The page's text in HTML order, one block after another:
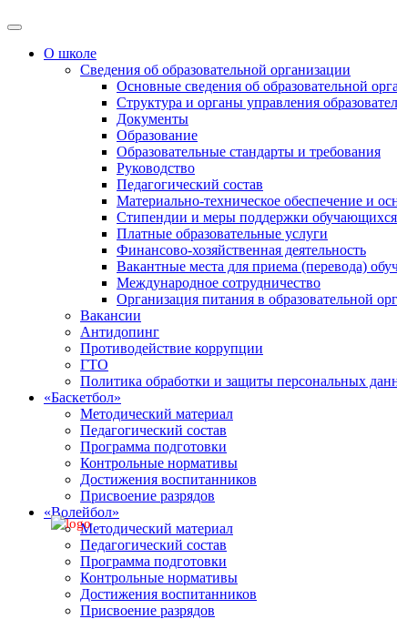
О школе
Сведения об образовательной организации
Основные сведения об образовательной
Структура и органы управления
Документы
Образование
Образовательные стандарты и требования
Руководство
Педагогический состав
Материально-техническое обеспечение и
Стипендии и меры поддержки обучающихся
Платные образовательные услуги
Финансово-хозяйственная деятельность
Вакантные места для приема (перевода)
Международное сотрудничество
Организация питания в образовательной
Вакансии
Антидопинг
Противодействие коррупции
ГТО
Политика обработки и защиты персональных
«Баскетбол»
Методический материал
Педагогический состав
Программа подготовки
Контрольные нормативы
Достижения воспитанников
Присвоение разрядов
«Волейбол»
Методический материал
Педагогический состав
Программа подготовки
Контрольные нормативы
Достижения воспитанников
Присвоение разрядов